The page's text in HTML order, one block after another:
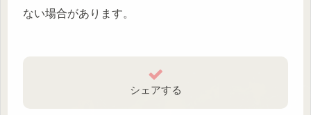
ない場合があります。
シェアする